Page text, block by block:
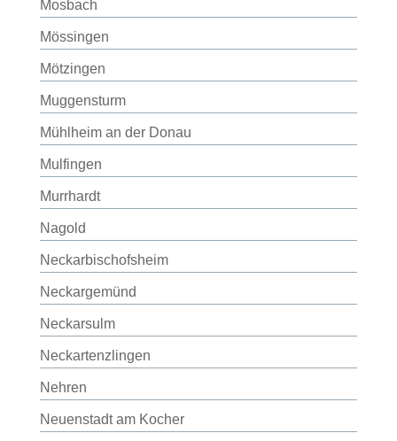
Mosbach
Mössingen
Mötzingen
Muggensturm
Mühlheim an der Donau
Mulfingen
Murrhardt
Nagold
Neckarbischofsheim
Neckargemünd
Neckarsulm
Neckartenzlingen
Nehren
Neuenstadt am Kocher